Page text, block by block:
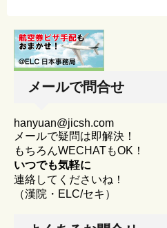
メールで問合せ
hanyuan@jicsh.com
メールで疑問は即解決！
もちろんWECHATもOK！
いつでも気軽に
連絡してくださいね！
（漢院・ELC/セキ）